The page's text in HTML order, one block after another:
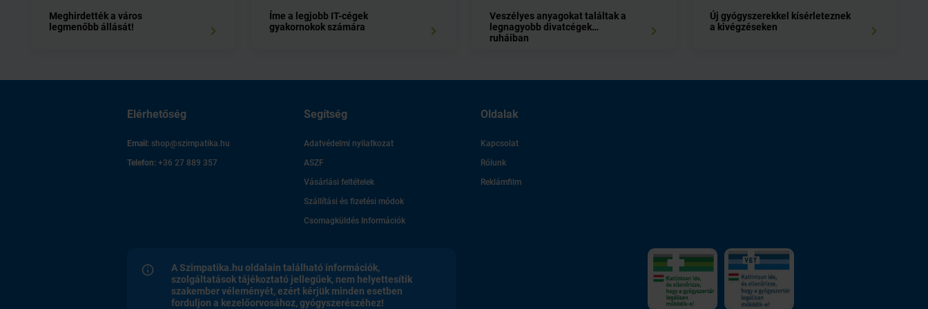
Meghirdették a város
legmenőbb állását!
Íme a legjobb IT-cégek
gyakornokok számára
Veszélyes anyagokat találtak a
legnagyobb divatcégek
ruháiban
Új gyógyszerekkel kísérleteznek
a kivégzéseken
Elérhetőség
Email: shop@szimpatika.hu
Telefon: +36 27 889 357
Segítség
Adatvédelmi nyilatkozat
ASZF
Vásárlási feltételek
Szállítási és fizetési módok
Csomagküldés Információk
Oldalak
Kapcsolat
Rólunk
Reklámfilm
A Szimpatika.hu oldalain található információk,
szolgáltatások tájékoztató jellegűek, nem helyettesítik
szakember véleményét, ezért kérjük minden esetben
forduljon a kezelőorvosához, gyógyszerészéhez!